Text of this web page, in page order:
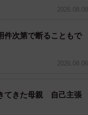
2026.08.08
件次第で断ることもで
2026.08.06
てきた母親 自己主張